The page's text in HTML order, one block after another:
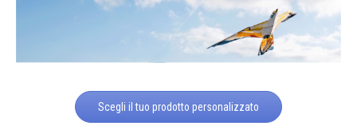
Scegli il tuo prodotto personalizzato